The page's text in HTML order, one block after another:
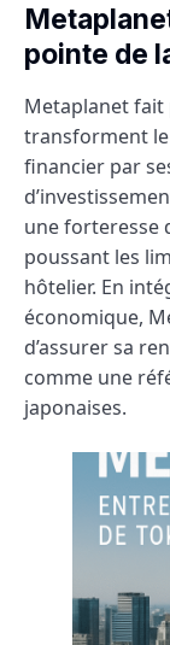
pointe de
Metaplanet fait
transforment
financier par
une forteresse
poussant les
hôtelier. En
économique,
d’assurer sa
comme une
japonaises.